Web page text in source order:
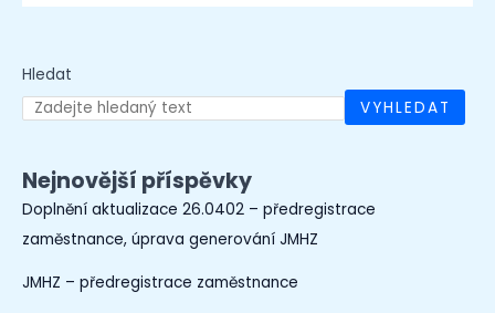
Hledat
VYHLEDAT
Nejnovější příspěvky
Doplnění aktualizace 26.0402 – předregistrace
zaměstnance, úprava generování JMHZ
JMHZ – předregistrace zaměstnance